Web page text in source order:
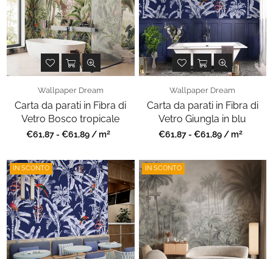
Wallpaper Dream
Carta da parati in Fibra di
Vetro Bosco tropicale
Prezzo
€61,87 - €61,89 / m2
Wallpaper Dream
Carta da parati in Fibra di
Vetro Giungla in blu
Prezzo
€61,87 - €61,89 / m2
IN SCONTO IN SCONTO